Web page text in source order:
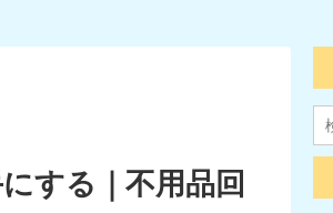
する｜不用品回